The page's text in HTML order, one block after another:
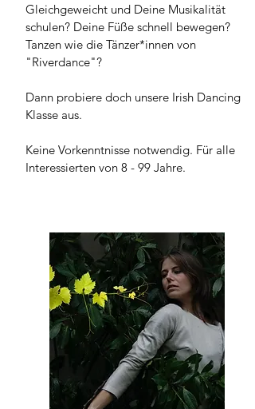
Gleichgeweicht und Deine Musikalität
schulen? Deine Füße schnell bewegen?
Tanzen wie die Tänzer*innen von
"Riverdance"?
Dann probiere doch unsere Irish Dancing
Klasse aus.
Keine Vorkenntnisse notwendig. Für alle
Interessierten von 8 - 99 Jahre.